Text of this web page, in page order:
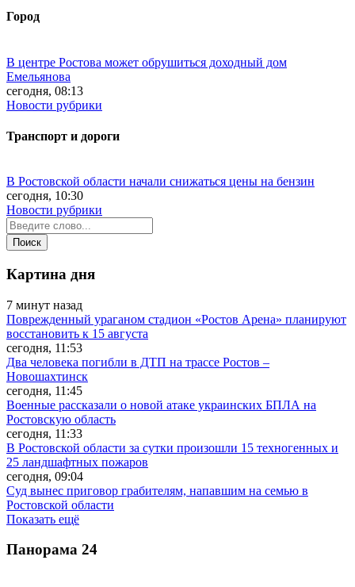
Город
В центре Ростова может обрушиться доходный дом
Емельянова
сегодня, 08:13
Новости рубрики
Транспорт и дороги
В Ростовской области начали снижаться цены на бензин
сегодня, 10:30
Новости рубрики
Картина дня
7 минут назад
Поврежденный ураганом стадион «Ростов Арена» планируют
восстановить к 15 августа
сегодня, 11:53
Два человека погибли в ДТП на трассе Ростов –
Новошахтинск
сегодня, 11:45
Военные рассказали о новой атаке украинских БПЛА на
Ростовскую область
сегодня, 11:33
В Ростовской области за сутки произошли 15 техногенных и
25 ландшафтных пожаров
сегодня, 09:04
Суд вынес приговор грабителям, напавшим на семью в
Ростовской области
Показать ещё
Панорама 24